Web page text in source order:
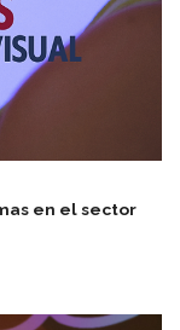
en el sector